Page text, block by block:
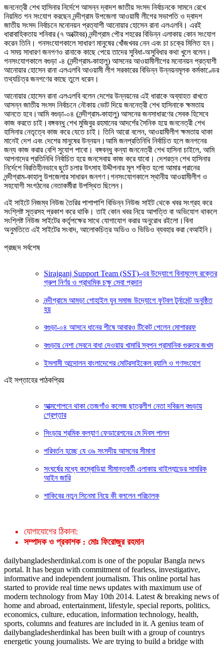
জননেত্রী শেখ হাসিনার নির্দেশে আসন্ন দ্বাদশ জাতীয় সংসদ নির্বাচনকে সামনে রেখে
নিয়মিত গন সংযোগ করছেন নন্দীগ্রাম উপজেলা আওয়ামী লীগের সভাপতি ও দ্বাদশ
জাতীয় সংসদ নির্বাচনে মনোনয়ন প্রত্যাশী আনোয়ার হোসেন রানা এলএলবি। এরই
ধারাবাহিকতায় শনিবার (৭ অক্টোবর) নন্দীগ্রাম পৌর শহরের বিভিন্ন এলাকায় কোন সংযোগ
করেন তিনি। গনসংযোগকালে সাধারণ মানুষের খোঁজখবর নেন এবং চা চক্রে মিলিত হন।
এ সময় সাধারণ জনগণও রানাকে কাছে পেয়ে তাদের সুবিধা-অসুবিধার কথা খুলে বলেন।
গনসংযোগকালে বগুড়া -৪‌ (নন্দীগ্রাম-কাহালু) আসনের আওয়ামীলীগের মনোনয়ন প্রত্যাশী
আনোয়ার হোসেন রানা এলএলবি আওয়ামী লীগ সরকারের বিভিন্ন উন্নয়নমূলক কর্মকাণ্ডের
তথ্যচিত্র জনগণের কাছে তুলে ধরেন।
আনোয়ার হোসেন রানা এলএলবি বলেন দেশের উন্নয়নের এই ধারাকে অব্যাহত রাখতে
আসন্ন জাতীয় সংসদ নির্বাচনে নৌকায় ভোট দিয়ে জননেত্রী শেখ হাসিনাকে ক্ষমতায়
আনতে হবে।আমি বগুড়া-০৪ (নন্দীগ্রাম-কাহালু) আসনের জনসাধারণের সেবক হিসেবে
কাজ করতে চাই।বঙ্গবন্ধু শেখ মুজিবুর রহমানের আদর্শের সৈনিক হয়ে জননেত্রী শেখ
হাসিনার নেতৃত্বে কাজ করে যেতে চাই। তিনি আরো বলেন, আওয়ামীলীগ ক্ষমতায় থাকা
মানেই দেশ এবং দেশের মানুষের উন্নয়ন।আমি জনপ্রতিনিধি নির্বাচিত হলে জনগনের
জন্য কাজ করার বেশি সুযোগ পাবো। বঙ্গবন্ধু কন্যা জননেত্রী শেখ হাসিনা চাইলে, আমি
আপনাদের প্রতিনিধি নির্বাচিত হয়ে জনসেবায় কাজ করে যাবো। দেশরত্ন শেখ হাসিনার
নির্দেশে বিরতিহীনভাবে ছুটে চলার উৎসাহ উদ্দীপনার মূল শক্তি হলো আমার প্রানের
নন্দীগ্রাম-কাহালু উপজেলার সাধারন জনগণ।গনসংযোগকালে স্থানীয় আওয়ামীলীগ ও
সহযোগী সংগঠনের নেতাকর্মীরা উপস্থিত ছিলেন।
এই সাইটে নিজম্ব নিউজ তৈরির পাশাপাশি বিভিন্ন নিউজ সাইট থেকে খবর সংগ্রহ করে
সংশ্লিষ্ট সূত্রসহ প্রকাশ করে থাকি। তাই কোন খবর নিয়ে আপত্তি বা অভিযোগ থাকলে
সংশ্লিষ্ট নিউজ সাইটের কর্তৃপক্ষের সাথে যোগাযোগ করার অনুরোধ রইলো।বিনা
অনুমতিতে এই সাইটের সংবাদ, আলোকচিত্র অডিও ও ভিডিও ব্যবহার করা বেআইনি।
প্রচ্ছদ সর্বশেষ
Sirajganj Support Team (SST)-এর উদ্যোগে বিনামূল্যে রক্তের
গ্রুপ নির্ণয় ও প্রাথমিক চক্ষু সেবা প্রদান
নন্দীগ্রামে আমড়া গোহাইল যুব সমাজ উদ্যোগে ফুটবল টুর্নামেন্ট অনুষ্ঠিত
হয়
বগুড়া-০৪ আসনে ধানের শীষে আবারও টিকেট পেলেন মোশাররফ
বগুড়ায় নেশা সেবনে বাধা দেওয়ায় খামারি স্বপন প্রামানিক গুরুতর জখম
ইসলামী আন্দোলন বাংলাদেশের মোটরসাইকেল র‍্যালি ও গণসংযোগ
এই সপ্তাহের পাঠকপ্রিয়
আত্মগোপনে থাকা তেজগাঁও কলেজ ছাত্রলীগ নেতা দবিরূল বগুড়ায়
গ্রেপ্তার
সিংড়ায় শ্রমিক কল্যাণ ফেডারেশনের মে দিবস পালন
পরিবর্তন হচ্ছে যে ৩৯ সংসদীয় আসনের সীমানা
সংঘর্ষের মধ্যে কম্বোডিয়া সীমান্তবর্তী এলাকায় থাইল্যান্ডের সামরিক
আইন জারি
শাকিবের নতুন সিনেমা নিয়ে কী বললেন পরিচালক
যোগাযোগের ঠিকানা:
সম্পাদক ও প্রকাশক : মোঃ ফিরোজুর রহমান
dailybangladesherdinkal.com is one of the popular Bangla news
portal. It has begun with commitment of fearless, investigative,
informative and independent journalism. This online portal has
started to provide real time news updates with maximum use of
modern technology from May 10th 2014. Latest & breaking news of
home and abroad, entertainment, lifestyle, special reports, politics,
economics, culture, education, information technology, health,
sports, columns and features are included in it. A genius team of
dailybangladesherdinkal has been built with a group of countrys
energetic young journalists. We are trying to build a bridge with